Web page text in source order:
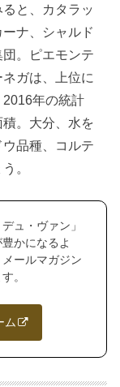
と、カタラッ
ナ、シャルド
。ピエモンテ
ガは、上位に
2016年の統計
。大分、水を
品種、コルテ
。
ュ・ヴァン」
かになるよ
ールマガジン
。
ム